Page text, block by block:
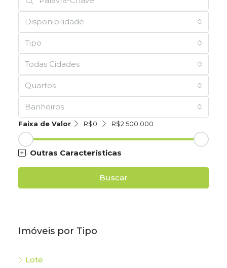
Disponibilidade
Tipo
Todas Cidades
Quartos
Banheiros
Faixa de Valor R$0 R$2.500.000
Outras Características
Buscar
Imóveis por Tipo
Lote